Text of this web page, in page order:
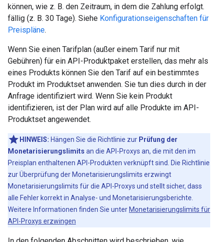
können, wie z. B. den Zeitraum, in dem die Zahlung erfolgt.
fällig (z. B. 30 Tage). Siehe Konfigurationseigenschaften für
Preispläne.
Wenn Sie einen Tarifplan (außer einem Tarif nur mit
Gebühren) für ein API-Produktpaket erstellen, das mehr als
eines Produkts können Sie den Tarif auf ein bestimmtes
Produkt im Produktset anwenden. Sie tun dies durch in der
Anfrage identifiziert wird. Wenn Sie kein Produkt
identifizieren, ist der Plan wird auf alle Produkte im API-
Produktset angewendet.
HINWEIS: Hängen Sie die Richtlinie zur Prüfung der
Monetarisierungslimits an die API-Proxys an, die mit den im
Preisplan enthaltenen API-Produkten verknüpft sind. Die Richtlinie
zur Überprüfung der Monetarisierungslimits erzwingt
Monetarisierungslimits für die API-Proxys und stellt sicher, dass
alle Fehler korrekt in Analyse- und Monetarisierungsberichte.
Weitere Informationen finden Sie unter Monetarisierungslimits für
API-Proxys erzwingen